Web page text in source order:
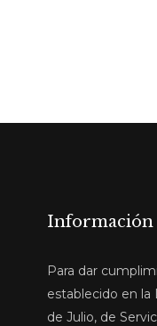
Información
Para dar
establecido en la
de Julio, de